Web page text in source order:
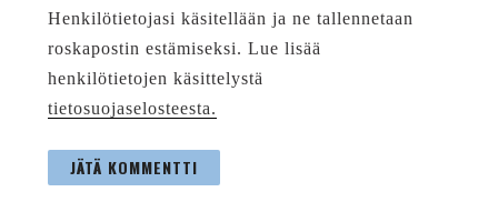
Henkilötietojasi käsitellään ja ne tallennetaan
roskapostin estämiseksi. Lue lisää
henkilötietojen käsittelystä
tietosuojaselosteesta.